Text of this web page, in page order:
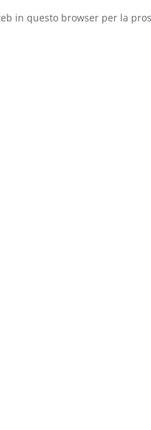
in questo browser per la